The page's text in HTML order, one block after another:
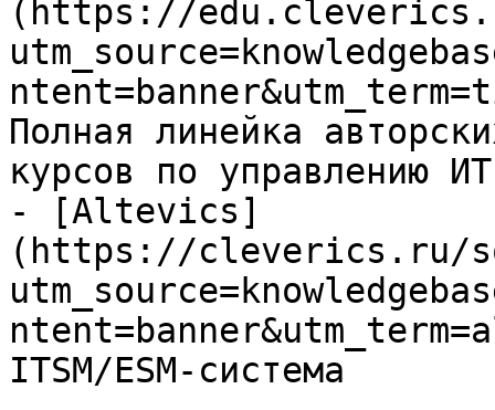
(https://
Полная линейка
курсов по управлению ИТ
- [Altevics]
(https://cleverics.ru/
ITSM/ESM-система